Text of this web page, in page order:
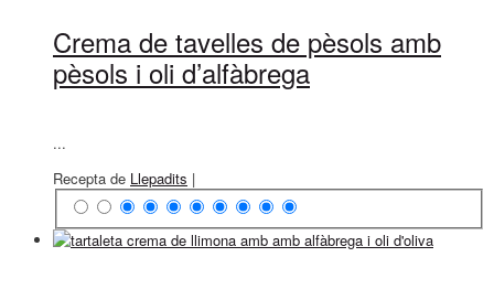
Crema de tavelles de pèsols amb
pèsols i oli d’alfàbrega
...
Recepta de Llepadits |